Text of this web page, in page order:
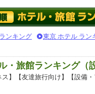
ンキング 東京 ホテル ラン
・旅館ランキング（
ス】【友達旅行向け】【設備